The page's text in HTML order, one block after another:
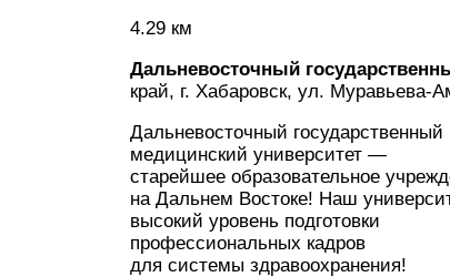
4.29 км
Дальневосточный
край, г. Хабаровск, ул. Муравьева-
Дальневосточный государственный
медицинский университет —
старейшее образовательное
на Дальнем Востоке! Наш
высокий уровень подготовки
профессиональных кадров
для системы здравоохранения!